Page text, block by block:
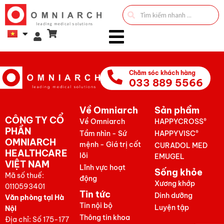
Search
...
Chăm sóc khách hàng
033 889 5566
CÔNG TY CỔ
PHẦN
OMNIARCH
HEALTHCARE
VIỆT NAM
Mã số thuế:
0110593401
Văn phòng tại Hà
Nội
Địa chỉ: Số 175-177
Về Omniarch
Về Omniarch
Tầm nhìn - Sứ
mệnh - Giá trị cốt
lõi
Lĩnh vực hoạt
động
Tin tức
Tin nội bộ
Thông tin khoa
Sản phẩm
HAPPYCROSS®
HAPPYVISC®
CURADOL MED
EMUGEL
Sống khỏe
Xương khớp
Dinh dưỡng
Luyện tập